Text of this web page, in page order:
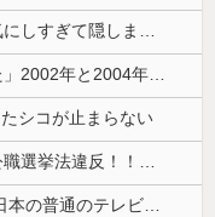
【朗報】井上和さん、ボディラインを気にしすぎて隠しまくってしまう
「二人は父も母も同じきょうだいだった」2002年と2004年、別々に養子に迎えられた男の子と女の子が受けたDNA検査
シコが止まらない
【速報】日本共産党、沖縄県知事選で公職選挙法違反！！！ 110番通報されても辞全くめない件
海外「全部日本の真似だったのか…」 日本の普通のテレビ番組が最新SNSの数十年先を行っていたと話題に